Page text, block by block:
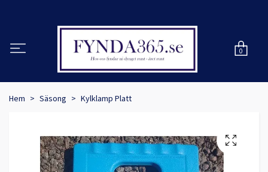
0
Hem Säsong Kylklamp Platt